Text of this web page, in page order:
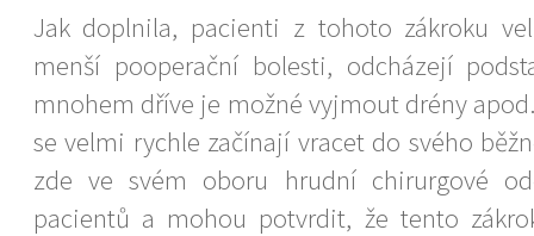
Jak doplnila, pacienti z tohoto zákroku
menší pooperační bolesti, odcházejí
mnohem dříve je možné vyjmout drény
se velmi rychle začínají vracet do svého
zde ve svém oboru hrudní chirurgové
pacientů a mohou potvrdit, že tento